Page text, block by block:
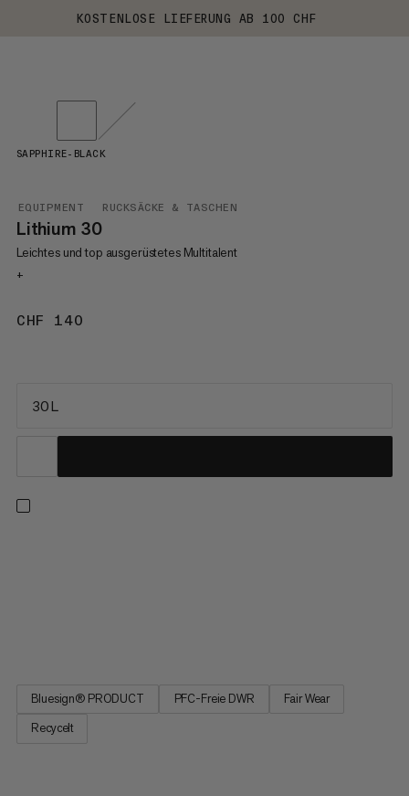
KOSTENLOSE LIEFERUNG AB 100 CHF
EQUIPMENT RUCKSÄCKE & TASCHEN
Lithium 30
Leichtes und top ausgerüstetes Multitalent
+
CHF 140
SAPPHIRE-BLACK
30 L
Bluesign® PRODUCT PFC-Freie DWR
Fair Wear
Recycelt